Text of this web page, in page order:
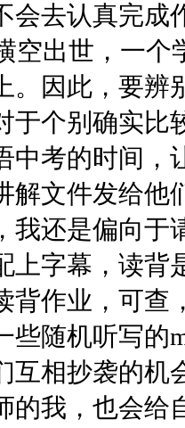
会去认真完成
空出世，一个
。因此，要辨
于个别确实比
中考的时间，
解文件发给他
我还是偏向于
上字幕，读背
背作业，可查
些随机听写的
互相抄袭的机
的我，也会给